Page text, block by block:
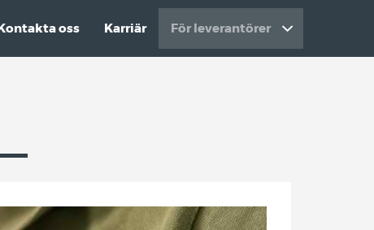
Kontakta oss Karriär För leverantörer